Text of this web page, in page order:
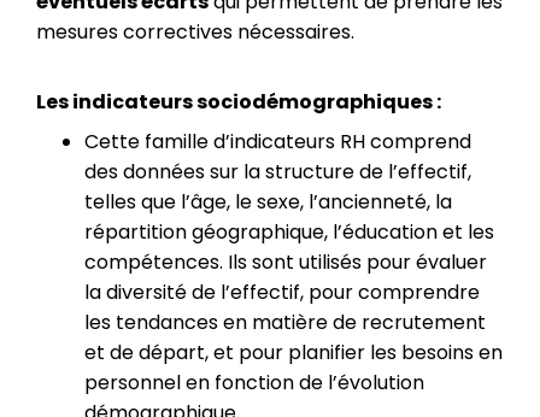
mesures correctives nécessaires.
Les indicateurs sociodémographiques :
Cette famille d’indicateurs RH comprend
des données sur la structure de l’effectif,
telles que l’âge, le sexe, l’ancienneté, la
répartition géographique, l’éducation et les
compétences. Ils sont utilisés pour évaluer
la diversité de l’effectif, pour comprendre
les tendances en matière de recrutement
et de départ, et pour planifier les besoins en
personnel en fonction de l’évolution